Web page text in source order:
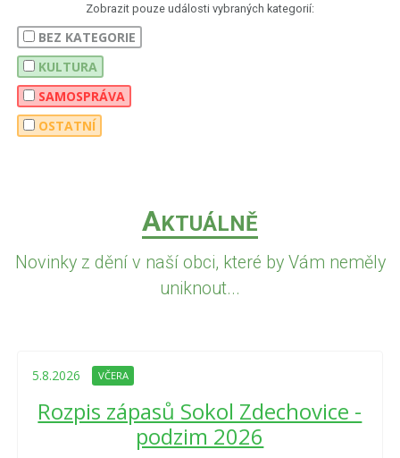
Zobrazit pouze události vybraných kategorií:
BEZ KATEGORIE
KULTURA
SAMOSPRÁVA
OSTATNÍ
AKTUÁLNĚ
Novinky z dění v naší obci, které by Vám neměly
uniknout...
5.8.2026 VČERA
Rozpis zápasů Sokol Zdechovice -
podzim 2026